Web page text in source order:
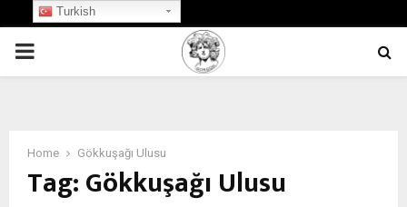
PRIMARY
Home Gökkuşağı Ulusu
Tag:Gökkuşağı Ulusu
Turkish